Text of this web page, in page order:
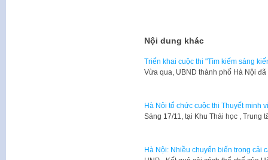
Nội dung khác
Triển khai cuộc thi "Tìm kiếm sáng
Vừa qua, UBND thành phố Hà Nội
Hà Nội tổ chức cuộc thi Thuyết minh
​Sáng 17/11, tại Khu Thái học ,
Hà Nội: Nhiều chuyển biến trong cải